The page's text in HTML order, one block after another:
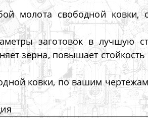
молота свободной
заготовок в лучшую
зерна, повышает стойкость
ковки, по вашим